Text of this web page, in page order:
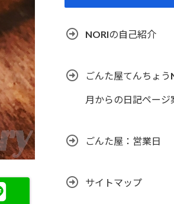
NORIの自己紹介
ごんた屋てんちょ
月からの日記ページ
ごんた屋：営業日
サイトマップ